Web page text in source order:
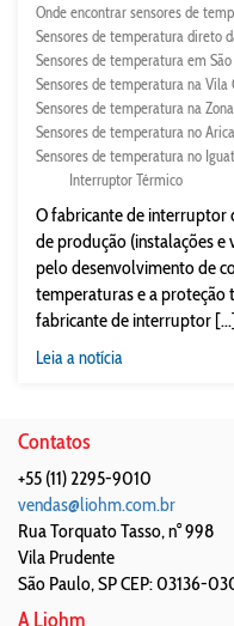
Onde encontrar sensores de
Sensores de temperatura direto
Sensores de temperatura em
Sensores de temperatura na Vila
Sensores de temperatura na
Sensores de temperatura no
Sensores de temperatura no
Interruptor Térmico
O fabricante de interruptor
de produção (instalações e
pelo desenvolvimento de
temperaturas e a proteção
fabricante de interruptor
Leia a notícia
Contatos
+55 (11) 2295-9010
vendas@liohm.com.br
Rua Torquato Tasso, n° 998
Vila Prudente
São Paulo,SPCEP: 03136-
A Liohm